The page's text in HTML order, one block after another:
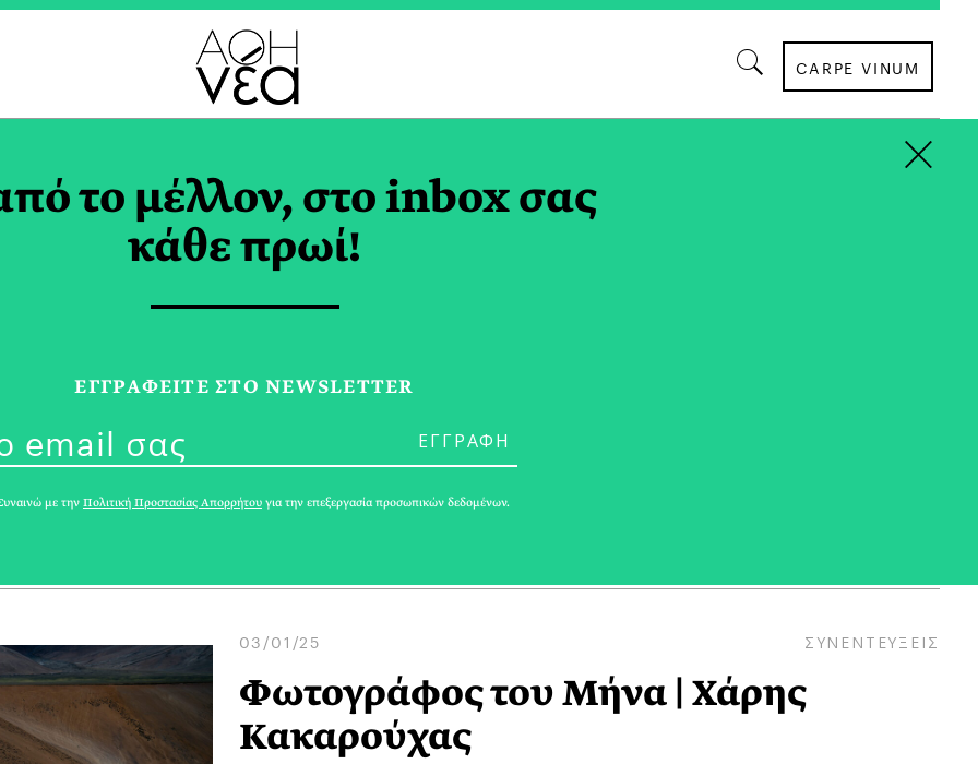
CARPE VINUM
ΡΑΜΜΟΥ TAG
Φλέγεται το Λος Άντζελες (και Μαζί ο
Κόσμος μας)
ΔΕΣΠΟΙΝΑ ΡΑΜΜΟΥ
03/01/25 ΣΥΝΕΝΤΕΥΞΕΙΣ
Φωτογράφος του Μήνα | Χάρης
Κακαρούχας
το μέλλον, στο inbox σας
κάθε πρωί!
ΕΓΓPΑΦΕΙΤΕ ΣΤΟ NEWSLETTER
με την Πολιτική Προστασίας Απορρήτου για την επεξεργασία προσωπικών δεδομένων.
×